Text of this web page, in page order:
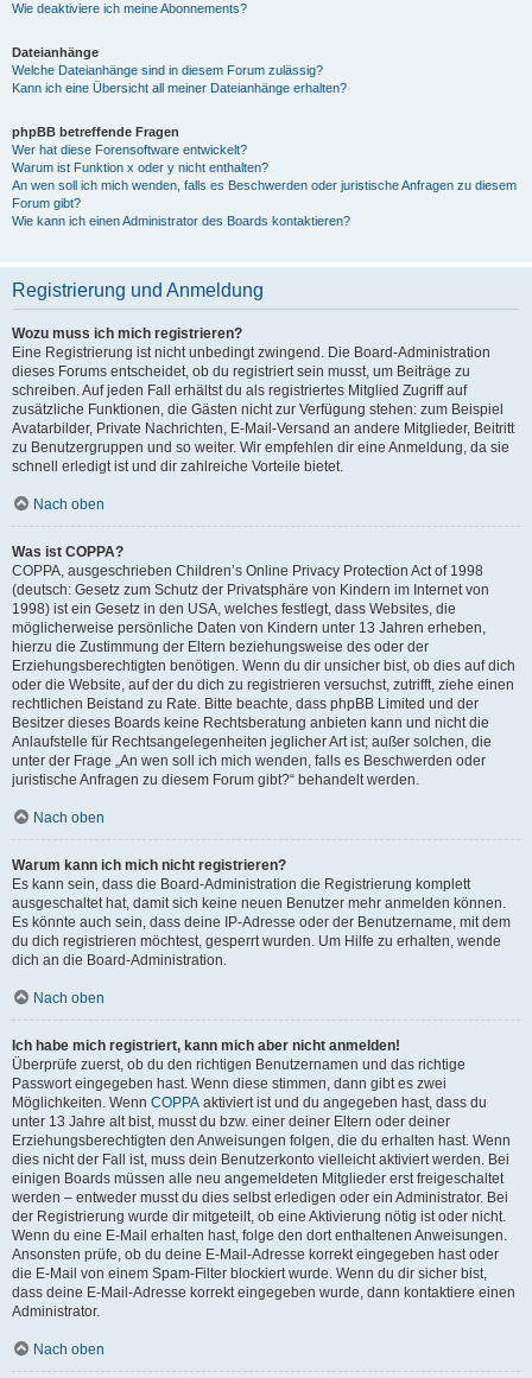
Wie deaktiviere ich meine Abonnements?
Dateianhänge
Welche Dateianhänge sind in diesem Forum zulässig?
Kann ich eine Übersicht all meiner Dateianhänge erhalten?
phpBB betreffende Fragen
Wer hat diese Forensoftware entwickelt?
Warum ist Funktion x oder y nicht enthalten?
An wen soll ich mich wenden, falls es Beschwerden oder juristische Anfragen zu diesem
Forum gibt?
Wie kann ich einen Administrator des Boards kontaktieren?
Registrierung und Anmeldung
Wozu muss ich mich registrieren?
Eine Registrierung ist nicht unbedingt zwingend. Die Board-Administration
dieses Forums entscheidet, ob du registriert sein musst, um Beiträge zu
schreiben. Auf jeden Fall erhältst du als registriertes Mitglied Zugriff auf
zusätzliche Funktionen, die Gästen nicht zur Verfügung stehen: zum Beispiel
Avatarbilder, Private Nachrichten, E-Mail-Versand an andere Mitglieder, Beitritt
zu Benutzergruppen und so weiter. Wir empfehlen dir eine Anmeldung, da sie
schnell erledigt ist und dir zahlreiche Vorteile bietet.
Nach oben
Was ist COPPA?
COPPA, ausgeschrieben Children’s Online Privacy Protection Act of 1998
(deutsch: Gesetz zum Schutz der Privatsphäre von Kindern im Internet von
1998) ist ein Gesetz in den USA, welches festlegt, dass Websites, die
möglicherweise persönliche Daten von Kindern unter 13 Jahren erheben,
hierzu die Zustimmung der Eltern beziehungsweise des oder der
Erziehungsberechtigten benötigen. Wenn du dir unsicher bist, ob dies auf dich
oder die Website, auf der du dich zu registrieren versuchst, zutrifft, ziehe einen
rechtlichen Beistand zu Rate. Bitte beachte, dass phpBB Limited und der
Besitzer dieses Boards keine Rechtsberatung anbieten kann und nicht die
Anlaufstelle für Rechtsangelegenheiten jeglicher Art ist; außer solchen, die
unter der Frage „An wen soll ich mich wenden, falls es Beschwerden oder
juristische Anfragen zu diesem Forum gibt?“ behandelt werden.
Nach oben
Warum kann ich mich nicht registrieren?
Es kann sein, dass die Board-Administration die Registrierung komplett
ausgeschaltet hat, damit sich keine neuen Benutzer mehr anmelden können.
Es könnte auch sein, dass deine IP-Adresse oder der Benutzername, mit dem
du dich registrieren möchtest, gesperrt wurden. Um Hilfe zu erhalten, wende
dich an die Board-Administration.
Nach oben
Ich habe mich registriert, kann mich aber nicht anmelden!
Überprüfe zuerst, ob du den richtigen Benutzernamen und das richtige
Passwort eingegeben hast. Wenn diese stimmen, dann gibt es zwei
Möglichkeiten. Wenn COPPA aktiviert ist und du angegeben hast, dass du
unter 13 Jahre alt bist, musst du bzw. einer deiner Eltern oder deiner
Erziehungsberechtigten den Anweisungen folgen, die du erhalten hast. Wenn
dies nicht der Fall ist, muss dein Benutzerkonto vielleicht aktiviert werden. Bei
einigen Boards müssen alle neu angemeldeten Mitglieder erst freigeschaltet
werden – entweder musst du dies selbst erledigen oder ein Administrator. Bei
der Registrierung wurde dir mitgeteilt, ob eine Aktivierung nötig ist oder nicht.
Wenn du eine E-Mail erhalten hast, folge den dort enthaltenen Anweisungen.
Ansonsten prüfe, ob du deine E-Mail-Adresse korrekt eingegeben hast oder
die E-Mail von einem Spam-Filter blockiert wurde. Wenn du dir sicher bist,
dass deine E-Mail-Adresse korrekt eingegeben wurde, dann kontaktiere einen
Administrator.
Nach oben